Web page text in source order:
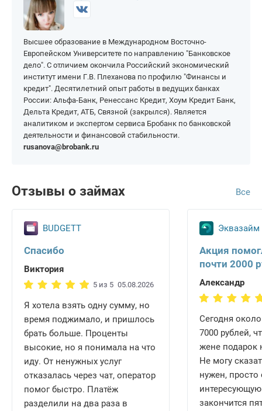
Без карты
На Золотую Корону
На карту МИР
На карту Сбербанка
На карту Тинькофф
На чужую карту
Новые МФО
Деньги в долг
Узбекистана
для граждан Казахстана
Для граждан Белоруссии
для граждан
Таджикистана
Для граждан Армении
Для ИП
По военному билету
Без указания работы
По всей России
Высшее образование в Международном Восточно-
Европейском Университете по направлению "Банковское
дело". С отличием окончила Российский экономический
институт имени Г.В. Плеханова по профилю "Финансы и
кредит". Десятилетний опыт работы в ведущих банках
России: Альфа-Банк, Ренессанс Кредит, Хоум Кредит Банк,
Дельта Кредит, АТБ, Связной (закрылся). Является
аналитиком и экспертом сервиса Бробанк по банковской
деятельности и финансовой стабильности.
rusanova@brobank.ru
Отзывы о займах Все
BUDGETT
Спасибо
Виктория
5 из 5 05.08.2026
Я хотела взять одну сумму, но
время поджимало, и пришлось
брать больше. Проценты
высокие, но я понимала на что
иду. От ненужных услуг
отказалась через чат, оператор
помог быстро. Платёж
разделили на два раза в
Эквазайм
Акция
почти 2000
Александр
Сегодня
7000 рублей,
жене подарок
Не могу
нужен, просто
интересующую
закончится